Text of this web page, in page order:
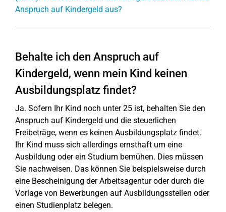
Anspruch auf Kindergeld aus?
Behalte ich den Anspruch auf
Kindergeld, wenn mein Kind keinen
Ausbildungsplatz findet?
Ja. Sofern Ihr Kind noch unter 25 ist, behalten Sie den
Anspruch auf Kindergeld und die steuerlichen
Freibeträge, wenn es keinen Ausbildungsplatz findet.
Ihr Kind muss sich allerdings ernsthaft um eine
Ausbildung oder ein Studium bemühen. Dies müssen
Sie nachweisen. Das können Sie beispielsweise durch
eine Bescheinigung der Arbeitsagentur oder durch die
Vorlage von Bewerbungen auf Ausbildungsstellen oder
einen Studienplatz belegen.